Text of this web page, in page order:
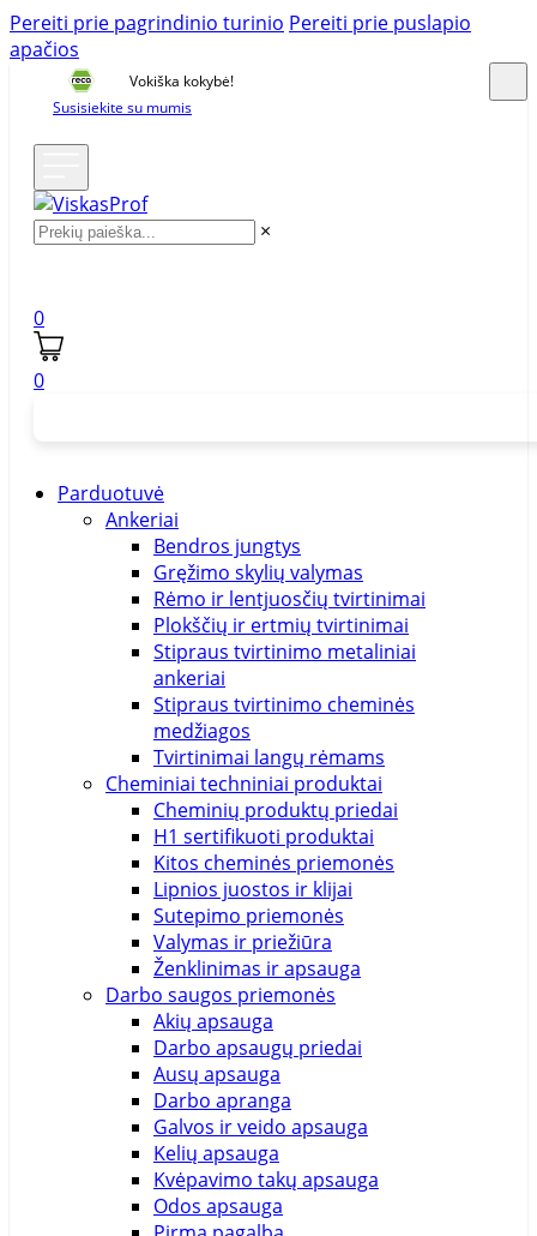
Pereiti prie pagrindinio turinio Pereiti prie puslapio
apačios
Vokiška kokybė!
Susisiekite su mumis
×
0
0
Parduotuvė
Ankeriai
Bendros jungtys
Gręžimo skylių valymas
Rėmo ir lentjuosčių tvirtinimai
Plokščių ir ertmių tvirtinimai
Stipraus tvirtinimo metaliniai
ankeriai
Stipraus tvirtinimo cheminės
medžiagos
Tvirtinimai langų rėmams
Cheminiai techniniai produktai
Cheminių produktų priedai
H1 sertifikuoti produktai
Kitos cheminės priemonės
Lipnios juostos ir klijai
Sutepimo priemonės
Valymas ir priežiūra
Ženklinimas ir apsauga
Darbo saugos priemonės
Akių apsauga
Darbo apsaugų priedai
Ausų apsauga
Darbo apranga
Galvos ir veido apsauga
Kelių apsauga
Kvėpavimo takų apsauga
Odos apsauga